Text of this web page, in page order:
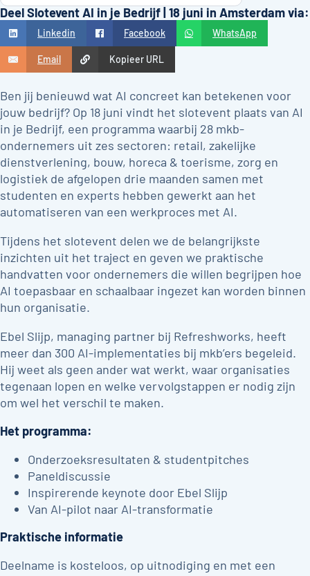
Deel Slotevent AI in je Bedrijf | 18 juni in Amsterdam via:
Linkedin Facebook WhatsApp
Email Kopieer URL
Ben jij benieuwd wat AI concreet kan betekenen voor
jouw bedrijf? Op 18 juni vindt het slotevent plaats van AI
in je Bedrijf, een programma waarbij 28 mkb-
ondernemers uit zes sectoren: retail, zakelijke
dienstverlening, bouw, horeca & toerisme, zorg en
logistiek de afgelopen drie maanden samen met
studenten en experts hebben gewerkt aan het
automatiseren van een werkproces met AI.
Tijdens het slotevent delen we de belangrijkste
inzichten uit het traject en geven we praktische
handvatten voor ondernemers die willen begrijpen hoe
AI toepasbaar en schaalbaar ingezet kan worden binnen
hun organisatie.
Ebel Slijp, managing partner bij Refreshworks, heeft
meer dan 300 AI-implementaties bij mkb’ers begeleid.
Hij weet als geen ander wat werkt, waar organisaties
tegenaan lopen en welke vervolgstappen er nodig zijn
om wel het verschil te maken.
Het programma:
Onderzoeksresultaten & studentpitches
Paneldiscussie
Inspirerende keynote door Ebel Slijp
Van AI-pilot naar AI-transformatie
Praktische informatie
Deelname is kosteloos, op uitnodiging en met een